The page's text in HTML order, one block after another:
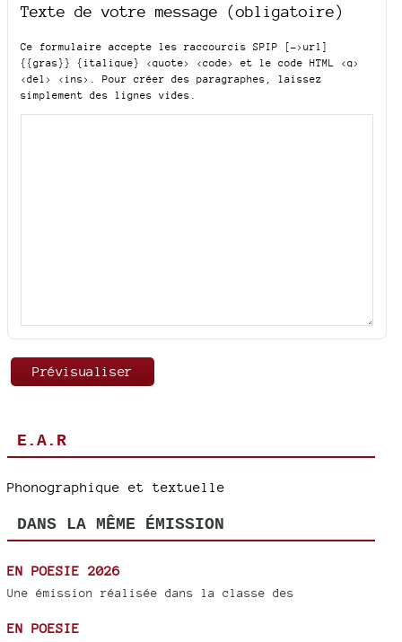
Texte de votre message (obligatoire)
Ce formulaire accepte les raccourcis SPIP
[->url]
{{gras}} {italique} <quote> <code>
et le code HTML <q>
<del> <ins>
. Pour créer des paragraphes, laissez
simplement des lignes vides.
E.A.R
Phonographique et textuelle
DANS LA MÊME ÉMISSION
EN POESIE 2026
Une émission réalisée dans la classe des
EN POESIE